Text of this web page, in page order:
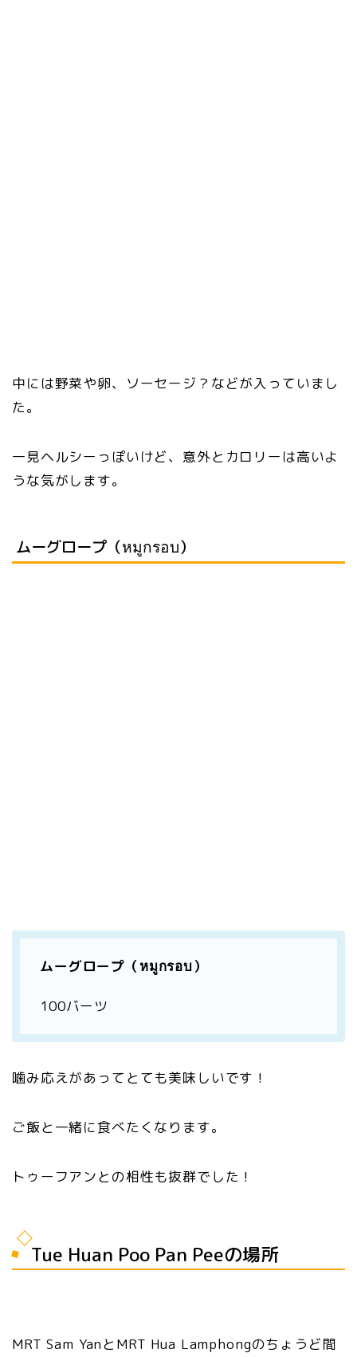
中には野菜や卵、ソーセージ？などが入っていまし
た。
一見ヘルシーっぽいけど、意外とカロリーは高いよ
うな気がします。
ムーグロープ（หมูกรอบ）
ムーグロープ（หมูกรอบ）
100バーツ
噛み応えがあってとても美味しいです！
ご飯と一緒に食べたくなります。
トゥーフアンとの相性も抜群でした！
Tue Huan Poo Pan Peeの場所
MRT Sam YanとMRT Hua Lamphongのちょうど間